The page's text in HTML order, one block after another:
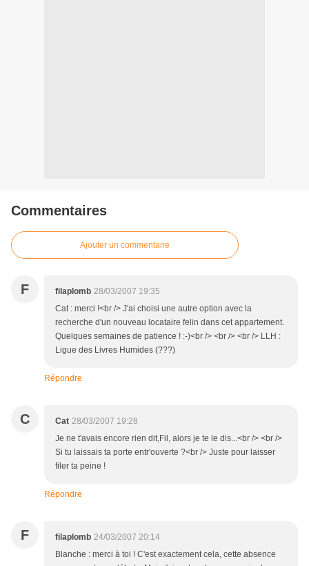
Commentaires
Ajouter un commentaire
F filaplomb 28/03/2007 19:35
Cat : merci !<br /> J'ai choisi une autre option avec la
recherche d'un nouveau locataire felin dans cet appartement.
Quelques semaines de patience ! :-)<br /> <br /> <br /> LLH :
Ligue des Livres Humides (???)
Répondre
C Cat 28/03/2007 19:28
Je ne t'avais encore rien dit,Fil, alors je te le dis...<br /> <br />
Si tu laissais ta porte entr'ouverte ?<br /> Juste pour laisser
filer ta peine !
Répondre
F filaplomb 24/03/2007 20:14
Blanche : merci à toi ! C'est exactement cela, cette absence